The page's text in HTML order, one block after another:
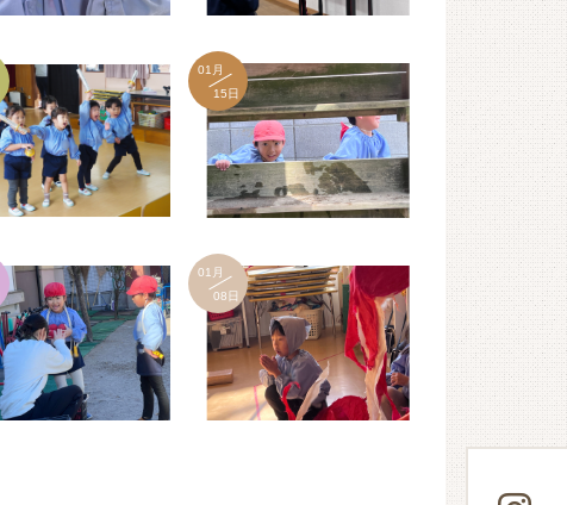
01月
15日
01月
08日